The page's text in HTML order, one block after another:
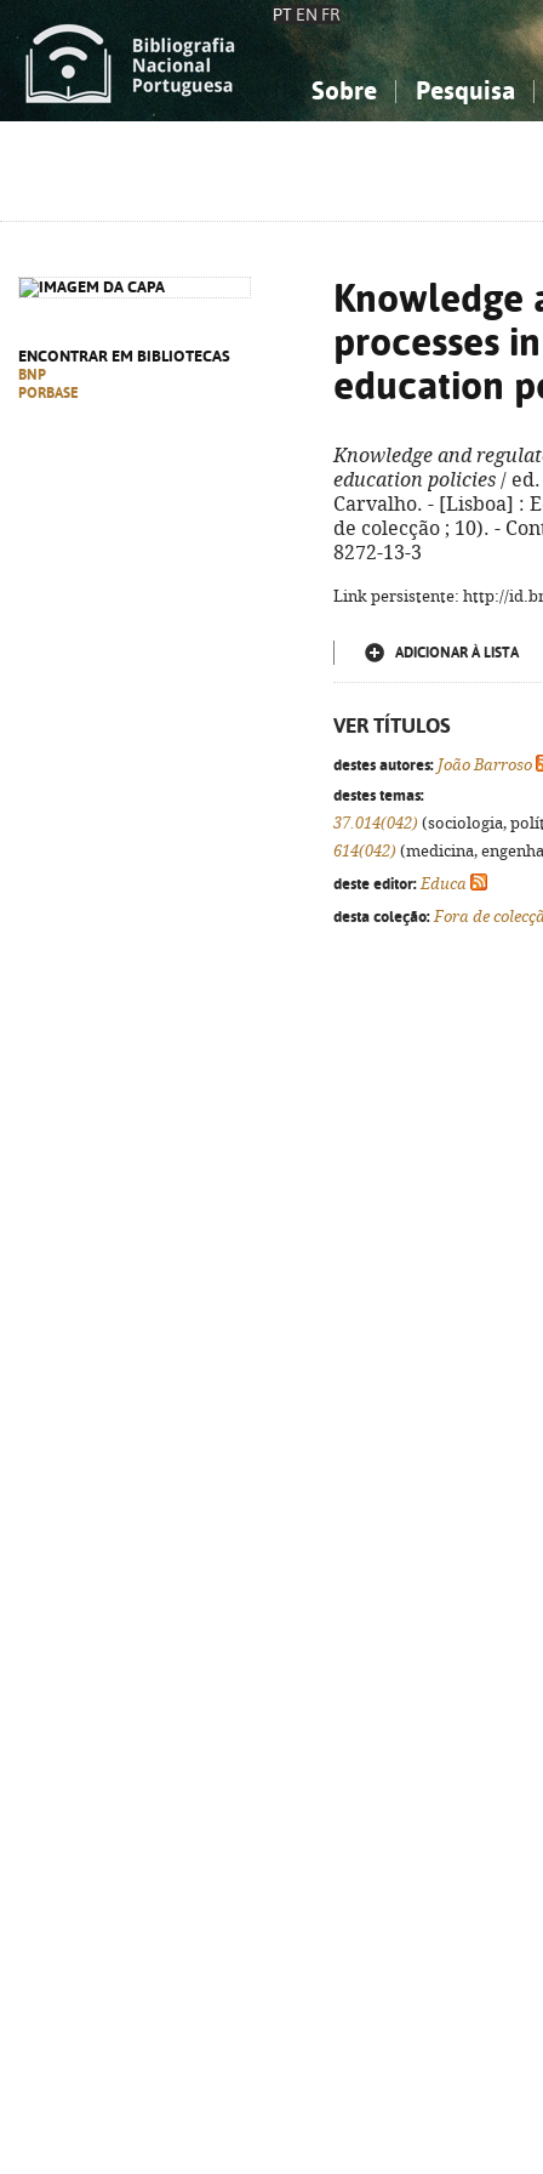
PT EN FR
Sobre Pesquisa
ENCONTRAR EM BIBLIOTECAS
BNP
PORBASE
Knowledge
processes
education
Knowledge and
education policies /
Carvalho. - [Lisboa] :
de colecção ; 10). -
8272-13-3
Link persistente: http://
ADICIONAR À LISTA
VER TÍTULOS
destes autores: João Barroso
destes temas:
37.014(042) (sociologia,
614(042) (medicina,
deste editor: Educa
desta coleção: Fora de